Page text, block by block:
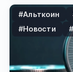
#Альткоин
#Новости